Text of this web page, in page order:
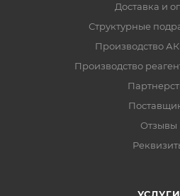
Доставка и
Структурные
Производство
Производство
Отзывы